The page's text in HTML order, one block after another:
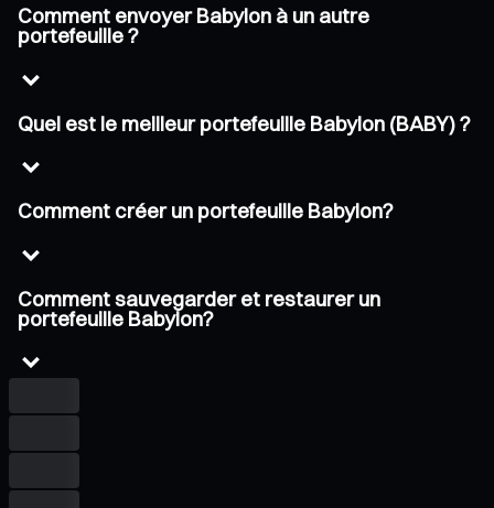
Comment envoyer Babylon à un autre
portefeuille ?
Quel est le meilleur portefeuille Babylon (BABY) ?
Comment créer un portefeuille Babylon?
Comment sauvegarder et restaurer un
portefeuille Babylon?